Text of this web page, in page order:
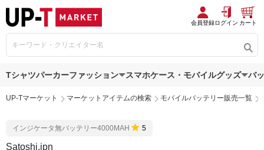
会員登録ログイン カート
Tシャツパーカーファッション スマホケース・モバイルグッズ バ
UP-Tマーケット マーケットアイテムの検索 モバイルバッテリー販売一覧
インジケータ無バッテリー4000MAH 5
Satoshi.jpn